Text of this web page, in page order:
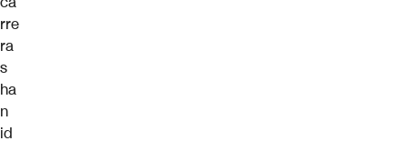
rre
ra
s
ha
n
id